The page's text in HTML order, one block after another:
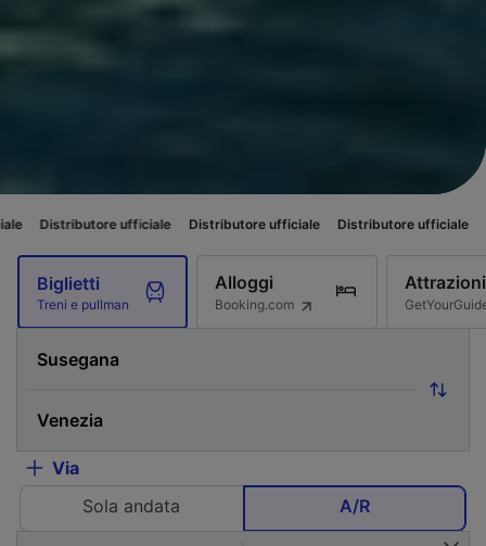
ufficiale Distributore ufficiale Distributore ufficiale
Biglietti
Treni e pullman
Alloggi
Booking.com
Attrazioni
Via
Sola andata
A/R